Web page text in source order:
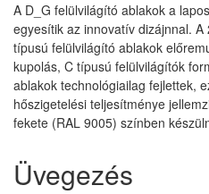
A D_G felülvilágító ablakok a
egyesítik az innovatív dizájnnal.
típusú felülvilágító ablakok
kupolás, C típusú felülvilágítók
ablakok technológiailag fejlettek,
hőszigetelési teljesítménye
fekete (RAL 9005) színben
Üvegezés